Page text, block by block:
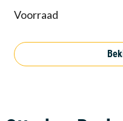
Voorraad